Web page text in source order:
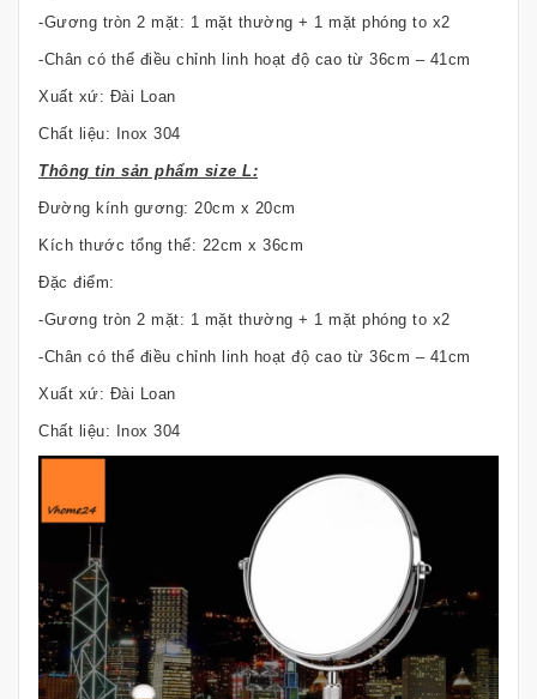
-Gương tròn 2 mặt: 1 mặt thường + 1 mặt phóng to x2
-Chân có thể điều chỉnh linh hoạt độ cao từ 36cm – 41cm
Xuất xứ: Đài Loan
Chất liệu: Inox 304
Thông tin sản phẩm size L:
Đường kính gương: 20cm x 20cm
Kích thước tổng thể: 22cm x 36cm
Đặc điểm:
-Gương tròn 2 mặt: 1 mặt thường + 1 mặt phóng to x2
-Chân có thể điều chỉnh linh hoạt độ cao từ 36cm – 41cm
Xuất xứ: Đài Loan
Chất liệu: Inox 304